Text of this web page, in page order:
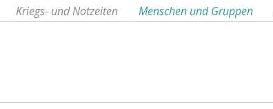
Kriegs- und Notzeiten Menschen und Gruppen